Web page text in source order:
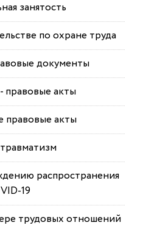
занятость
по охране труда
документы
правовые акты
акты
распространения
19
трудовых отношений